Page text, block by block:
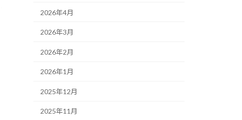
2026年4月
2026年3月
2026年2月
2026年1月
2025年12月
2025年11月